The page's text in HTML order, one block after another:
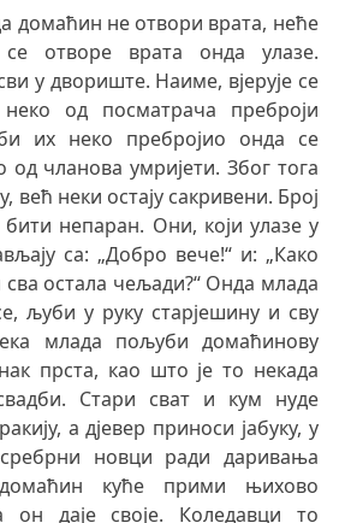
домаћин не отвори врата, неће
отворе врата онда улазе.
у двориште. Наиме, вјерује се
од посматрача преброји
их неко пребројио онда се
од чланова умријети. Због тога
већ неки остају сакривени. Број
непаран. Они, који улазе у
са: „Добро вече!“ и: „Како
остала чељади?“ Онда млада
љуби у руку старјешину и сву
млада пољуби домаћинову
прста, као што је то некада
Стари сват и кум нуде
а дјевер приноси јабуку, у
сребрни новци ради даривања
куће прими њихово
он даје своје. Коледавци то